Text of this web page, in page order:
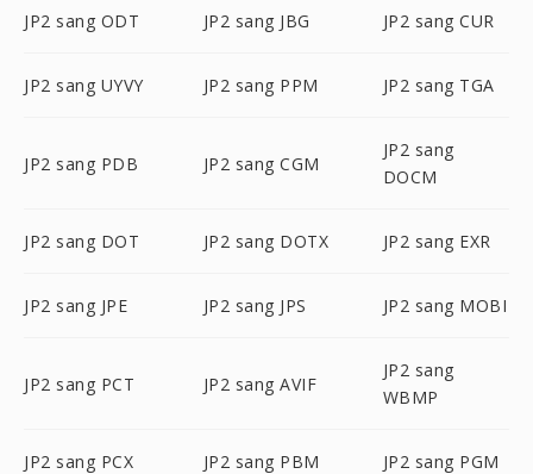
JP2 sang ODT JP2 sang JBG JP2 sang CUR
JP2 sang UYVY JP2 sang PPM JP2 sang TGA
JP2 sang PDB JP2 sang CGM
JP2 sang
DOCM
JP2 sang DOT JP2 sang DOTX JP2 sang EXR
JP2 sang JPE JP2 sang JPS JP2 sang MOBI
JP2 sang PCT JP2 sang AVIF
JP2 sang
WBMP
JP2 sang PCX JP2 sang PBM JP2 sang PGM